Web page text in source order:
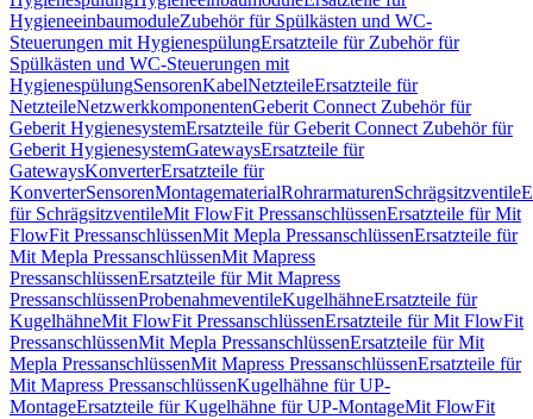
HygieneeinbaumoduleZubehör für Spülkästen und WC-
Steuerungen mit HygienespülungErsatzteile für Zubehör für
Spülkästen und WC-Steuerungen mit
HygienespülungSensorenKabelNetzteileErsatzteile für
NetzteileNetzwerkkomponentenGeberit Connect Zubehör für
Geberit HygienesystemErsatzteile für Geberit Connect Zubehör für
Geberit HygienesystemGatewaysErsatzteile für
GatewaysKonverterErsatzteile für
KonverterSensorenMontagematerialRohrarmaturenSchrägsitzventile
für SchrägsitzventileMit FlowFit PressanschlüssenErsatzteile für Mit
FlowFit PressanschlüssenMit Mepla PressanschlüssenErsatzteile für
Mit Mepla PressanschlüssenMit Mapress
PressanschlüssenErsatzteile für Mit Mapress
PressanschlüssenProbenahmeventileKugelhähneErsatzteile für
KugelhähneMit FlowFit PressanschlüssenErsatzteile für Mit FlowFit
PressanschlüssenMit Mepla PressanschlüssenErsatzteile für Mit
Mepla PressanschlüssenMit Mapress PressanschlüssenErsatzteile für
Mit Mapress PressanschlüssenKugelhähne für UP-
MontageErsatzteile für Kugelhähne für UP-MontageMit FlowFit